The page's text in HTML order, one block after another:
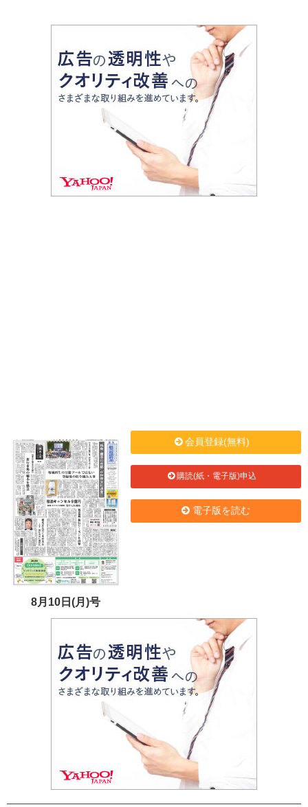
8月10日(月)号
会員登録(無料)
購読(紙・電子版)申込
電子版を読む